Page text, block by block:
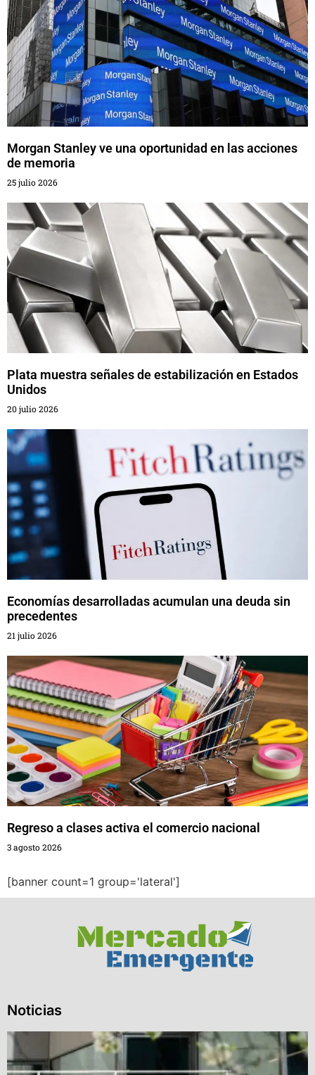
Morgan Stanley ve una oportunidad en las acciones
de memoria
25 julio 2026
Plata muestra señales de estabilización en Estados
Unidos
20 julio 2026
Economías desarrolladas acumulan una deuda sin
precedentes
21 julio 2026
Regreso a clases activa el comercio nacional
3 agosto 2026
[banner count=1 group='lateral']
Noticias